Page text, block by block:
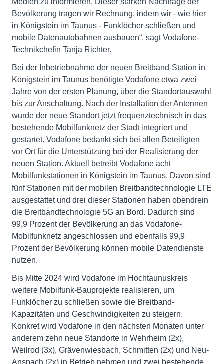
Bevölkerung tragen wir Rechnung, indem wir - wie hier
in Königstein im Taunus - Funklöcher schließen und
mobile Datenautobahnen ausbauen“, sagt Vodafone-
Technikchefin Tanja Richter.
Bei der Inbetriebnahme der neuen Breitband-Station in
Königstein im Taunus benötigte Vodafone etwa zwei
Jahre von der ersten Planung, über die Standortauswahl
bis zur Anschaltung. Nach der Installation der Antennen
wurde der neue Standort jetzt frequenztechnisch in das
bestehende Mobilfunknetz der Stadt integriert und
gestartet. Vodafone bedankt sich bei allen Beteiligten
vor Ort für die Unterstützung bei der Realisierung der
neuen Station. Aktuell betreibt Vodafone acht
Mobilfunkstationen in Königstein im Taunus. Davon sind
fünf Stationen mit der mobilen Breitbandtechnologie LTE
ausgestattet und drei dieser Stationen haben obendrein
die Breitbandtechnologie 5G an Bord. Dadurch sind
99,9 Prozent der Bevölkerung an das Vodafone-
Mobilfunknetz angeschlossen und ebenfalls 99,9
Prozent der Bevölkerung können mobile Datendienste
nutzen.
Bis Mitte 2024 wird Vodafone im Hochtaunuskreis
weitere Mobilfunk-Bauprojekte realisieren, um
Funklöcher zu schließen sowie die Breitband-
Kapazitäten und Geschwindigkeiten zu steigern.
Konkret wird Vodafone in den nächsten Monaten unter
anderem zehn neue Standorte in Wehrheim (2x),
Weilrod (3x), Grävenwiesbach, Schmitten (2x) und Neu-
Anspach (2x) in Betrieb nehmen und zwei bestehende